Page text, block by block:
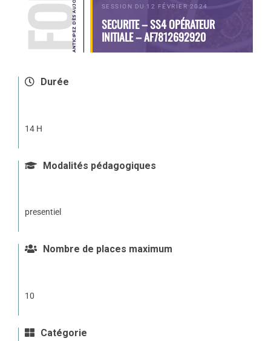
SESSION DU 12 FÉVRIER 2024
SECURITE – SS4 OPÉRATEUR
INITIALE – AF7812692920
Durée
14 H
Modalités pédagogiques
presentiel
Nombre de places maximum
10
Catégorie